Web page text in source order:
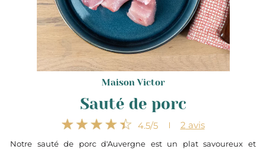
Maison Victor
Sauté de porc
4.5/5 2 avis
Notre sauté de porc d'Auvergne est un plat savoureux et